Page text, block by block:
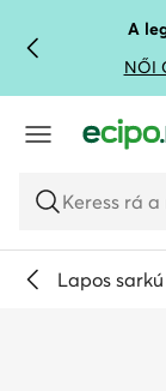
UGRÁS A FŐ
UGRÁS A
A
NŐI
Keress rá
Lapos